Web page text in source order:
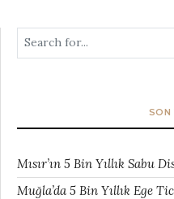
SON
Mısır’ın 5 Bin Yıllık Sabu
Muğla’da 5 Bin Yıllık Ege